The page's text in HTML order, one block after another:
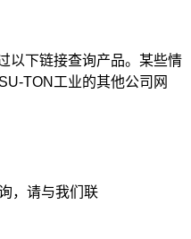
以下链接查询产品。某些情
TON工业的其他公司网
，请与我们联